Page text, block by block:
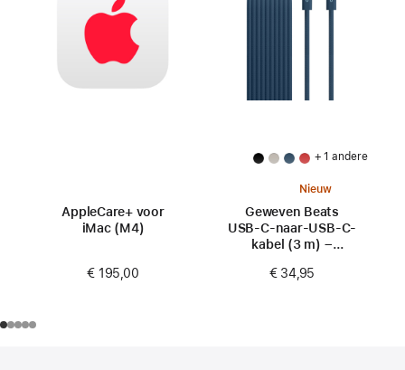
AppleCare+ voor
iMac (M4)
€ 195,00
+ 1 andere
Nieuw
Geweven Beats
USB‑C-naar-USB‑C-
kabel (3 m) –
€ 34,95